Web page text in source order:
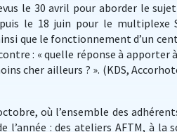
le 30 avril pour aborder le
le 18 juin pour le multiplexe
que le fonctionnement d’un
: « quelle réponse à apporter
cher ailleurs ? ». (KDS,
où l’ensemble des
: des ateliers AFTM, à la